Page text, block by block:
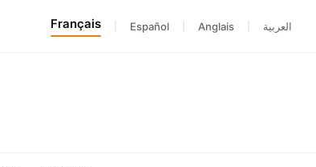
Français Español Anglais العربية